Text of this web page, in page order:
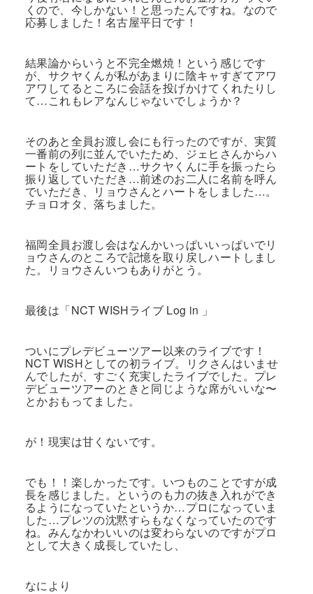
くので、今しかない！と思ったんですね。なので
応募しました！名古屋平日です！
結果論からいうと不完全燃焼！という感じです
が、サクヤくんが私があまりに陰キャすぎてアワ
アワしてるところに会話を投げかけてくれたりし
て…これもレアなんじゃないでしょうか？
そのあと全員お渡し会にも行ったのですが、実質
一番前の列に並んでいたため、ジェヒさんからハ
ートをしていただき…サクヤくんに手を振ったら
振り返していただき…前述のお二人に名前を呼ん
でいただき、リョウさんとハートをしました…。
チョロオタ、落ちました。
福岡全員お渡し会はなんかいっぱいいっぱいでリ
ョウさんのところで記憶を取り戻しハートしまし
た。リョウさんいつもありがとう。
最後は「NCT WISHライブ Log in 」
ついにプレデビューツアー以来のライブです！
NCT WISHとしての初ライブ。リクさんはいませ
んでしたが、すごく充実したライブでした。プレ
デビューツアーのときと同じような席がいいな〜
とかおもってました。
が！現実は甘くないです。
でも！！楽しかったです。いつものことですが成
長を感じました。というのも力の抜き入れができ
るようになっていたというか…プロになっていま
した…プレツの沈黙すらもなくなっていたのです
ね。みんなかわいいのは変わらないのですがプロ
として大きく成長していたし、
なにより